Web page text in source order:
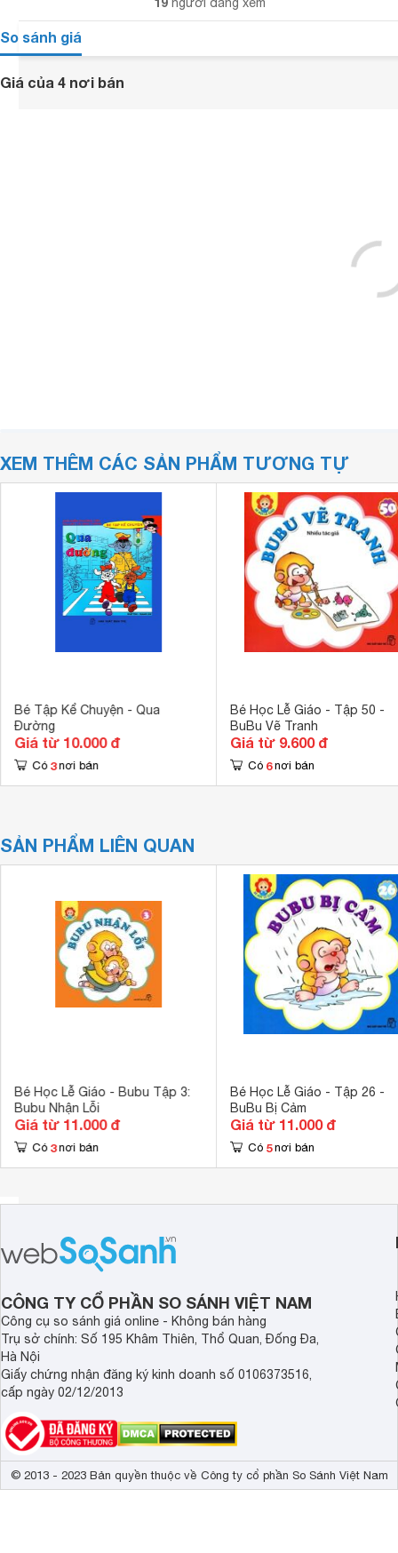
So sánh giá
Giá của 4 nơi bán
XEM THÊM CÁC SẢN PHẨM TƯƠNG TỰ
Bé Tập Kể Chuyện - Qua
Đường
Giá từ 10.000 đ
Có 3 nơi bán
Bé Học Lễ Giáo - Tập 50 -
BuBu Vẽ Tranh
Giá từ 9.600 đ
Có 6 nơi bán
SẢN PHẨM LIÊN QUAN
Bé Học Lễ Giáo - Bubu Tập 3:
Bubu Nhận Lỗi
Giá từ 11.000 đ
Có 3 nơi bán
Bé Học Lễ Giáo - Tập 26 -
BuBu Bị Cảm
Giá từ 11.000 đ
Có 5 nơi bán
CÔNG TY CỔ PHẦN SO SÁNH VIỆT NAM
Công cụ so sánh giá online - Không bán hàng
Trụ sở chính: Số 195 Khâm Thiên, Thổ Quan, Đống Đa,
Hà Nội
Giấy chứng nhận đăng ký kinh doanh số 0106373516,
cấp ngày 02/12/2013
© 2013 - 2023 Bản quyền thuộc về Công ty cổ phần So Sánh Việt Nam